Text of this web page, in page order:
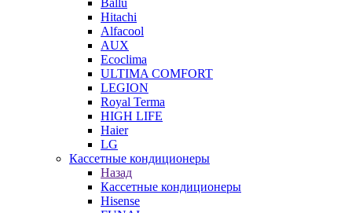
Ballu
Hitachi
Alfacool
AUX
Ecoclima
ULTIMA COMFORT
LEGION
Royal Terma
HIGH LIFE
Haier
LG
Кассетные кондиционеры
Назад
Кассетные кондиционеры
Hisense